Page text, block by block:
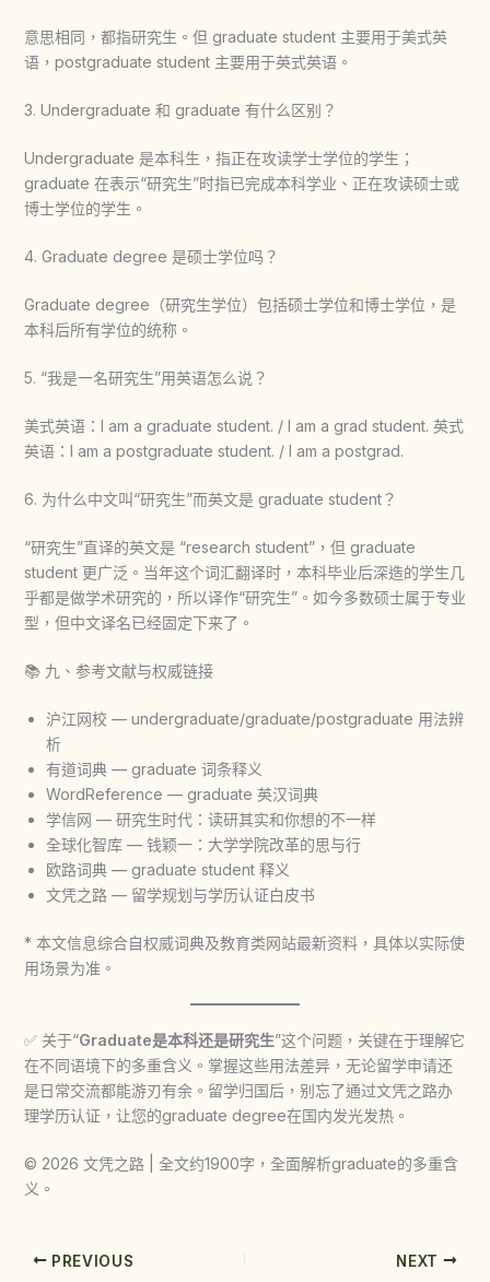
意思相同，都指研究生。但 graduate student 主要用于美式英
语，postgraduate student 主要用于英式英语。
3. Undergraduate 和 graduate 有什么区别？
Undergraduate 是本科生，指正在攻读学士学位的学生；
graduate 在表示“研究生”时指已完成本科学业、正在攻读硕士或
博士学位的学生。
4. Graduate degree 是硕士学位吗？
Graduate degree（研究生学位）包括硕士学位和博士学位，是
本科后所有学位的统称。
5. “我是一名研究生”用英语怎么说？
美式英语：I am a graduate student. / I am a grad student. 英式
英语：I am a postgraduate student. / I am a postgrad.
6. 为什么中文叫“研究生”而英文是 graduate student？
“研究生”直译的英文是 “research student”，但 graduate
student 更广泛。当年这个词汇翻译时，本科毕业后深造的学生几
乎都是做学术研究的，所以译作“研究生”。如今多数硕士属于专业
型，但中文译名已经固定下来了。
📚 九、参考文献与权威链接
沪江网校 — undergraduate/graduate/postgraduate 用法辨
析
有道词典 — graduate 词条释义
WordReference — graduate 英汉词典
学信网 — 研究生时代：读研其实和你想的不一样
全球化智库 — 钱颖一：大学学院改革的思与行
欧路词典 — graduate student 释义
文凭之路 — 留学规划与学历认证白皮书
* 本文信息综合自权威词典及教育类网站最新资料，具体以实际使
用场景为准。
✅ 关于“Graduate是本科还是研究生”这个问题，关键在于理解它
在不同语境下的多重含义。掌握这些用法差异，无论留学申请还
是日常交流都能游刃有余。留学归国后，别忘了通过文凭之路办
理学历认证，让您的graduate degree在国内发光发热。
© 2026 文凭之路 | 全文约1900字，全面解析graduate的多重含
义。
PREVIOUS NEXT